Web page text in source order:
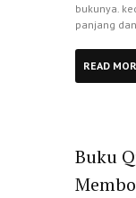
bukunya.
panjang
READ
Buku